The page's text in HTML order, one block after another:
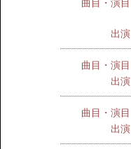
曲目・演目
出演
曲目・演目
出演
曲目・演目
出演